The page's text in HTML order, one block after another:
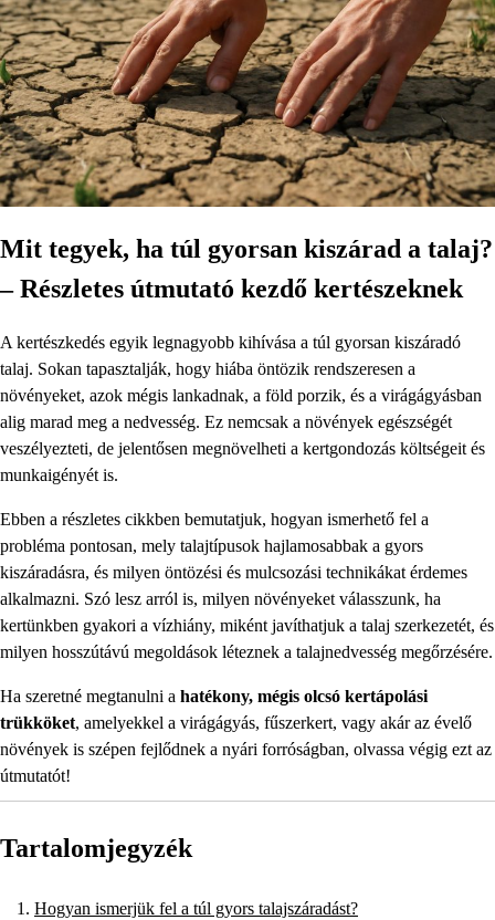
Mit tegyek, ha túl gyorsan kiszárad a talaj?
– Részletes útmutató kezdő kertészeknek
A kertészkedés egyik legnagyobb kihívása a túl gyorsan kiszáradó
talaj. Sokan tapasztalják, hogy hiába öntözik rendszeresen a
növényeket, azok mégis lankadnak, a föld porzik, és a virágágyásban
alig marad meg a nedvesség. Ez nemcsak a növények egészségét
veszélyezteti, de jelentősen megnövelheti a kertgondozás költségeit és
munkaigényét is.
Ebben a részletes cikkben bemutatjuk, hogyan ismerhető fel a
probléma pontosan, mely talajtípusok hajlamosabbak a gyors
kiszáradásra, és milyen öntözési és mulcsozási technikákat érdemes
alkalmazni. Szó lesz arról is, milyen növényeket válasszunk, ha
kertünkben gyakori a vízhiány, miként javíthatjuk a talaj szerkezetét, és
milyen hosszútávú megoldások léteznek a talajnedvesség megőrzésére.
Ha szeretné megtanulni a hatékony, mégis olcsó kertápolási
trükköket, amelyekkel a virágágyás, fűszerkert, vagy akár az évelő
növények is szépen fejlődnek a nyári forróságban, olvassa végig ezt az
útmutatót!
Tartalomjegyzék
Hogyan ismerjük fel a túl gyors talajszáradást?